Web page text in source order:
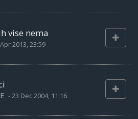
vise nema
2013, 23:59
-23 Dec 2004, 11:16